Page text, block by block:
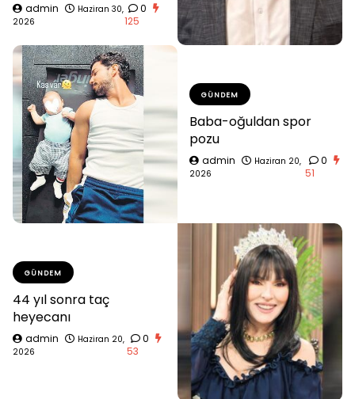
admin
Haziran 30,
2026
0
125
GÜNDEM
Baba-oğuldan spor
pozu
admin
Haziran 20,
2026
0
51
GÜNDEM
44 yıl sonra taç
heyecanı
admin
Haziran 20,
2026
0
53